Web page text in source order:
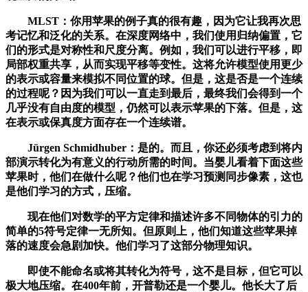
MLST：你用苹果的例子真的很有趣，因为它让我再次思
考记忆和泛化的关系。在深度网络中，我们使用归纳偏置，它
们的形式是对称性和尺度分离。例如，我们可以进行平移，即
局部权重共享，从而实现平移等变性。这将允许模型使用更少
的表示或容量来模拟不同位置的球。但是，这是否是一个连续
的过程呢？因为我们可以一直走到最后，最终我们会得到一个
几乎没有自由度的模型，仍然可以表示苹果的下落。但是，这
在表示或保真度方面存在一个连续谱。
Jürgen Schmidhuber：是的。而且，你还必须考虑到将内
部演示转化为有意义的行动所需的时间。当婴儿看着下面这些
苹果时，他们在做什么呢？他们也在学习预测同步像素，这也
是他们学习的方式，压缩。
现在他们对数学的平方定律和描述许多不同物体的引力的
简单的5符号定律一无所知。但原则上，他们知道这些苹果掉
落的速度会急剧加快。他们学习了这部分物理知识。
即使不能命名或将其转化为符号，这不是目标，但它可以
极大地压缩。在400年前，开普勒还是一个婴儿。他长大了后